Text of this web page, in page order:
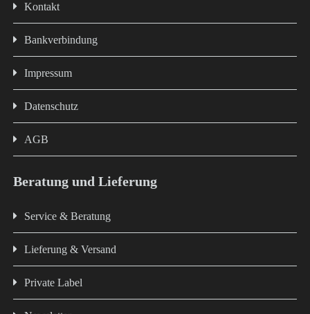
Kontakt
Bankverbindung
Impressum
Datenschutz
AGB
Beratung und Lieferung
Service & Beratung
Lieferung & Versand
Private Label